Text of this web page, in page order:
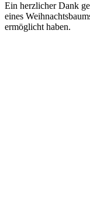
Ein herzlicher Dank
eines
ermöglicht haben.